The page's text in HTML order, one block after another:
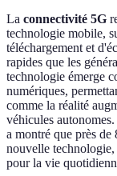
La connectivité 5G
technologie mobile,
téléchargement et
rapides que les
technologie émerge
numériques,
comme la réalité
véhicules
a montré que près de
nouvelle technologie,
pour la vie